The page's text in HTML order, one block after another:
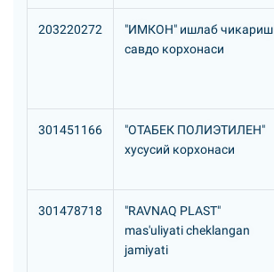
203220272
"ИМКОH" ишлаб чикариш
савдо корхонаси
301451166
"ОТАБЕК ПОЛИЭТИЛЕH"
хусусий корхонаси
301478718
"RAVNAQ PLAST"
mas'uliyati cheklangan
jamiyati